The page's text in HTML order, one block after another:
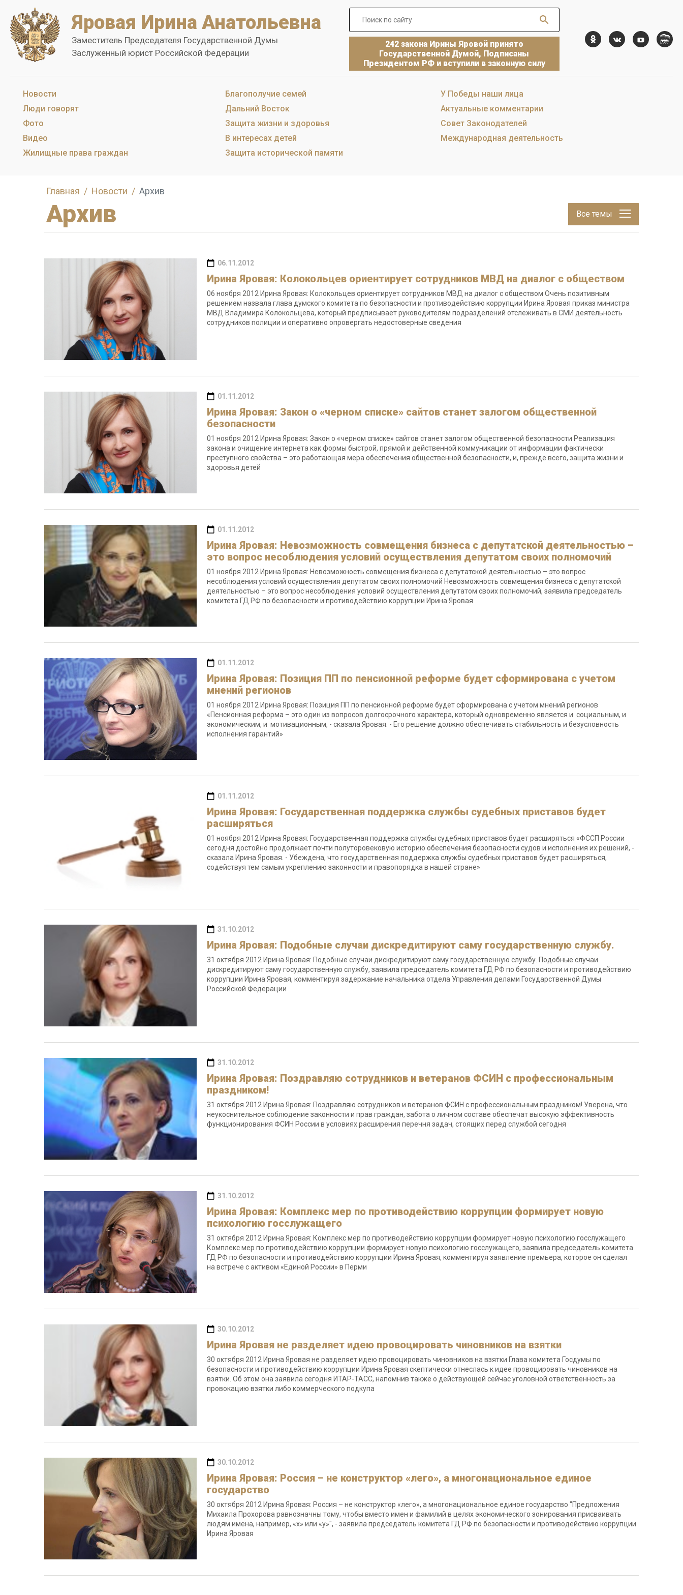
Яровая Ирина Анатольевна
Заместитель Председателя Государственной Думы
Заслуженный юрист Российской Федерации
242 закона Ирины Яровой принято
Государственной Думой, Подписаны
Президентом РФ и вступили в законную силу
Новости
Люди говорят
Фото
Видео
Жилищные права граждан
Благополучие семей
Дальний Восток
Защита жизни и здоровья
В интересах детей
Защита исторической памяти
У Победы наши лица
Актуальные комментарии
Совет Законодателей
Международная деятельность
Главная Новости Архив
Архив Все темы
06.11.2012
Ирина Яровая: Колокольцев ориентирует сотрудников МВД на диалог с обществом
06 ноября 2012 Ирина Яровая: Колокольцев ориентирует сотрудников МВД на диалог с обществом Очень позитивным
решением назвала глава думского комитета по безопасности и противодействию коррупции Ирина Яровая приказ министра
МВД Владимира Колокольцева, который предписывает руководителям подразделений отслеживать в СМИ деятельность
сотрудников полиции и оперативно опровергать недостоверные сведения
01.11.2012
Ирина Яровая: Закон о «черном списке» сайтов станет залогом общественной
безопасности
01 ноября 2012 Ирина Яровая: Закон о «черном списке» сайтов станет залогом общественной безопасности Реализация
закона и очищение интернета как формы быстрой, прямой и действенной коммуникации от информации фактически
преступного свойства – это работающая мера обеспечения общественной безопасности, и, прежде всего, защита жизни и
здоровья детей
01.11.2012
Ирина Яровая: Невозможность совмещения бизнеса с депутатской деятельностью –
это вопрос несоблюдения условий осуществления депутатом своих полномочий
01 ноября 2012 Ирина Яровая: Невозможность совмещения бизнеса с депутатской деятельностью – это вопрос
несоблюдения условий осуществления депутатом своих полномочий Невозможность совмещения бизнеса с депутатской
деятельностью – это вопрос несоблюдения условий осуществления депутатом своих полномочий, заявила председатель
комитета ГД РФ по безопасности и противодействию коррупции Ирина Яровая
01.11.2012
Ирина Яровая: Позиция ПП по пенсионной реформе будет сформирована с учетом
мнений регионов
01 ноября 2012 Ирина Яровая: Позиция ПП по пенсионной реформе будет сформирована с учетом мнений регионов
«Пенсионная реформа – это один из вопросов долгосрочного характера, который одновременно является и социальным, и
экономическим, и мотивационным, - сказала Яровая. - Его решение должно обеспечивать стабильность и безусловность
исполнения гарантий»
01.11.2012
Ирина Яровая: Государственная поддержка службы судебных приставов будет
расширяться
01 ноября 2012 Ирина Яровая: Государственная поддержка службы судебных приставов будет расширяться «ФССП России
сегодня достойно продолжает почти полуторовековую историю обеспечения безопасности судов и исполнения их решений, -
сказала Ирина Яровая. - Убеждена, что государственная поддержка службы судебных приставов будет расширяться,
содействуя тем самым укреплению законности и правопорядка в нашей стране»
31.10.2012
Ирина Яровая: Подобные случаи дискредитируют саму государственную службу.
31 октября 2012 Ирина Яровая: Подобные случаи дискредитируют саму государственную службу. Подобные случаи
дискредитируют саму государственную службу, заявила председатель комитета ГД РФ по безопасности и противодействию
коррупции Ирина Яровая, комментируя задержание начальника отдела Управления делами Государственной Думы
Российской Федерации
31.10.2012
Ирина Яровая: Поздравляю сотрудников и ветеранов ФСИН с профессиональным
праздником!
31 октября 2012 Ирина Яровая: Поздравляю сотрудников и ветеранов ФСИН с профессиональным праздником! Уверена, что
неукоснительное соблюдение законности и прав граждан, забота о личном составе обеспечат высокую эффективность
функционирования ФСИН России в условиях расширения перечня задач, стоящих перед службой сегодня
31.10.2012
Ирина Яровая: Комплекс мер по противодействию коррупции формирует новую
психологию госслужащего
31 октября 2012 Ирина Яровая: Комплекс мер по противодействию коррупции формирует новую психологию госслужащего
Комплекс мер по противодействию коррупции формирует новую психологию госслужащего, заявила председатель комитета
ГД РФ по безопасности и противодействию коррупции Ирина Яровая, комментируя заявление премьера, которое он сделал
на встрече с активом «Единой России» в Перми
30.10.2012
Ирина Яровая не разделяет идею провоцировать чиновников на взятки
30 октября 2012 Ирина Яровая не разделяет идею провоцировать чиновников на взятки Глава комитета Госдумы по
безопасности и противодействию коррупции Ирина Яровая скептически отнеслась к идее провоцировать чиновников на
взятки. Об этом она заявила сегодня ИТАР-ТАСС, напомнив также о действующей сейчас уголовной ответственность за
провокацию взятки либо коммерческого подкупа
30.10.2012
Ирина Яровая: Россия – не конструктор «лего», а многонациональное единое
государство
30 октября 2012 Ирина Яровая: Россия – не конструктор «лего», а многонациональное единое государство "Предложения
Михаила Прохорова равнозначны тому, чтобы вместо имен и фамилий в целях экономического зонирования присваивать
людям имена, например, «x» или «y»", - заявила председатель комитета ГД РФ по безопасности и противодействию коррупции
Ирина Яровая